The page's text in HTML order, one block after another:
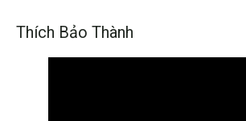
Thích Bảo Thành